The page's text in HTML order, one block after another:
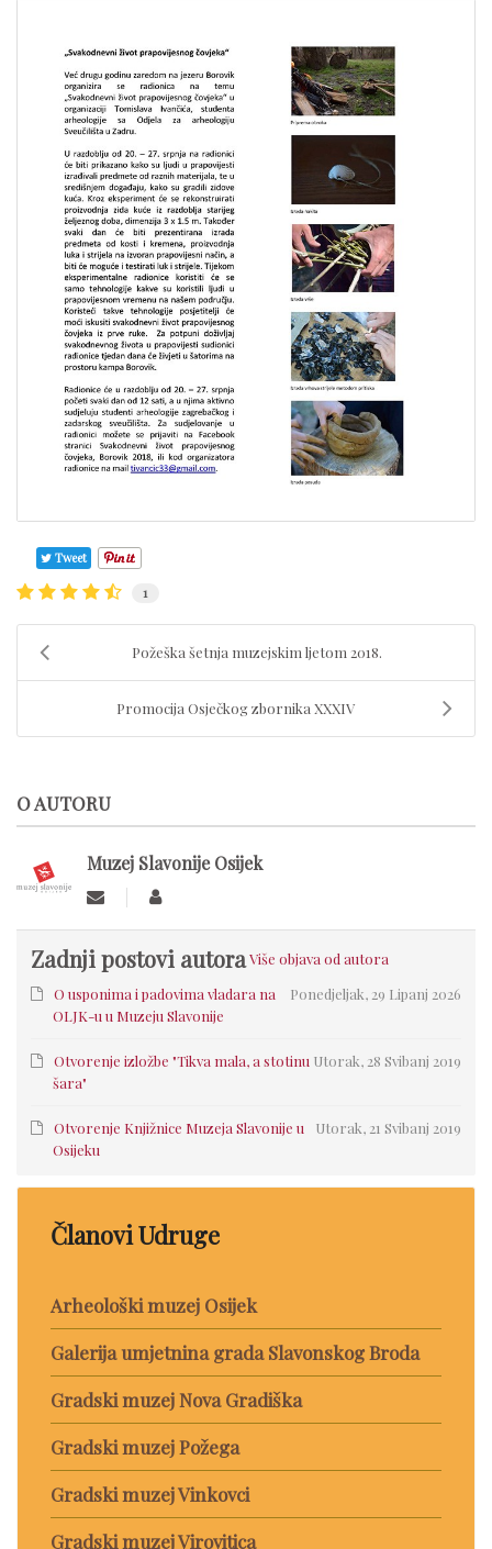
Tweet
1
​Požeška šetnja muzejskim ljetom 2018.
Promocija Osječkog zbornika XXXIV
O AUTORU
Muzej Slavonije Osijek
Zadnji postovi autoraViše objava od autora
Ponedjeljak, 29 Lipanj 2026
O usponima i padovima vladara na
OLJK-u u Muzeju Slavonije
Utorak, 28 Svibanj 2019
Otvorenje izložbe "Tikva mala, a stotinu
šara"
Utorak, 21 Svibanj 2019
Otvorenje Knjižnice Muzeja Slavonije u
Osijeku
Članovi Udruge
Arheološki muzej Osijek
Galerija umjetnina grada Slavonskog Broda
Gradski muzej Nova Gradiška
Gradski muzej Požega
Gradski muzej Vinkovci
Gradski muzej Virovitica